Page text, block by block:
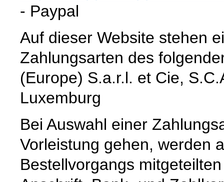
- Paypal
Auf dieser Website stehen
Zahlungsarten des
(Europe) S.a.r.l. et Cie,
Luxemburg
Bei Auswahl einer
Vorleistung gehen, werden
Bestellvorgangs